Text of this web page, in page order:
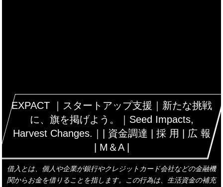
EXPACT ｜スタートアップ支援｜新たな挑戦
に、旗を掲げよう。｜Seed Impacts,
Harvest Changes.｜| 資金調達 | 採 用 | 広 報
| M＆A |
借入とは、個人や企業が銀行やクレジットカード会社などの金融機
関からお金を借りることを指します。この行為は、生活資金の補充